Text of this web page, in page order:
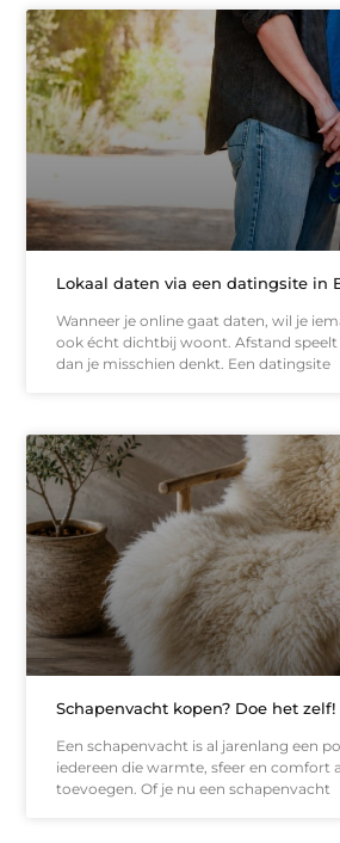
Lokaal daten via een datingsite in
Wanneer je online gaat daten, wil je
ook écht dichtbij woont. Afstand
dan je misschien denkt. Een datingsite
Schapenvacht kopen? Doe het zelf!
Een schapenvacht is al jarenlang een
iedereen die warmte, sfeer en comfort
toevoegen. Of je nu een schapenvacht